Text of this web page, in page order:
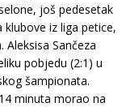
još pedesetak
iz liga petice,
Sančeza
pobjedu (2:1) u
šampionata.
minuta morao na